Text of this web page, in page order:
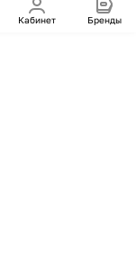
Кабинет Бренды